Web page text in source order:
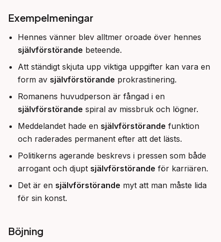
Exempelmeningar
Hennes vänner blev alltmer oroade över hennes
självförstörande beteende.
Att ständigt skjuta upp viktiga uppgifter kan vara en
form av självförstörande prokrastinering.
Romanens huvudperson är fångad i en
självförstörande spiral av missbruk och lögner.
Meddelandet hade en självförstörande funktion
och raderades permanent efter att det lästs.
Politikerns agerande beskrevs i pressen som både
arrogant och djupt självförstörande för karriären.
Det är en självförstörande myt att man måste lida
för sin konst.
Böjning